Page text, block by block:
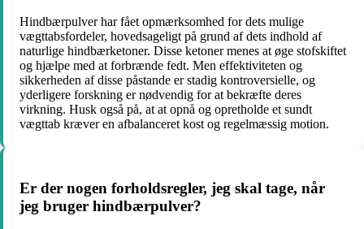
Hindbærpulver har fået opmærksomhed for dets mulige
vægttabsfordeler, hovedsageligt på grund af dets indhold af
naturlige hindbærketoner. Disse ketoner menes at øge stofskiftet
og hjælpe med at forbrænde fedt. Men effektiviteten og
sikkerheden af disse påstande er stadig kontroversielle, og
yderligere forskning er nødvendig for at bekræfte deres
virkning. Husk også på, at at opnå og opretholde et sundt
vægttab kræver en afbalanceret kost og regelmæssig motion.
Er der nogen forholdsregler, jeg skal tage, når
jeg bruger hindbærpulver?